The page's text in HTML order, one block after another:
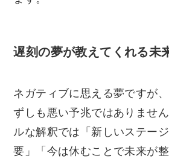
遅刻の夢が教えてくれる未
ネガティブに思える夢ですが
ずしも悪い予兆ではありませ
ルな解釈では「新しいステー
要」「今は休むことで未来が